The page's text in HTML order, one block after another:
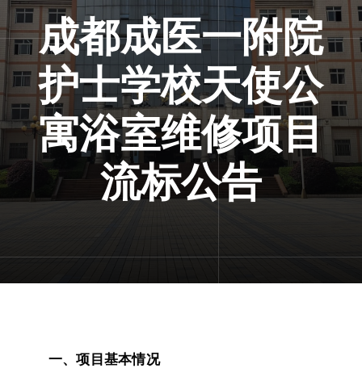
职教发展政策
资料下载
责任督专区
校园文化
招生专栏
就业动向
成都成医一附院
护士学校天使公
寓浴室维修项目
流标公告
一、项目基本情况